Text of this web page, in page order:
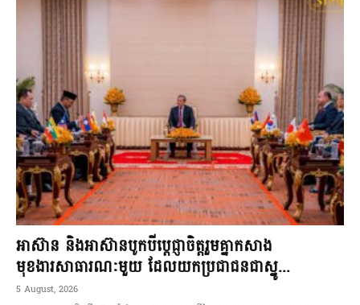
អាស៊ាន និងអាស៊ានបូកបីប្តេជ្ញាចិត្តរួមគ្នាកសាង
មុខងារសាធារណៈមួយ ដែលយកប្រជាជនជាស្នូ...
5 August, 2026